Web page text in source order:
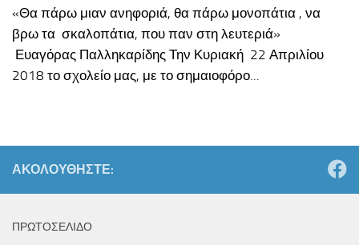
«Θα πάρω μιαν ανηφοριά, θα πάρω μονοπάτια , να
βρω τα σκαλοπάτια, που παν στη λευτεριά»
Ευαγόρας Παλληκαρίδης Την Κυριακή 22 Απριλίου
2018 το σχολείο μας, με το σημαιοφόρο...
ΑΚΟΛΟΥΘΉΣΤΕ:
ΠΡΩΤΟΣΕΛΙΔΟ